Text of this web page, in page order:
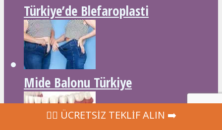
Türkiye’de Blefaroplasti
Mide Balonu Türkiye
‍👩‍⚕ ÜCRETSİZ TEKLİF ALIN ➡️